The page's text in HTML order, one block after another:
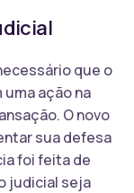
que o
ação na
O novo
sua defesa
foi feita de
judicial seja